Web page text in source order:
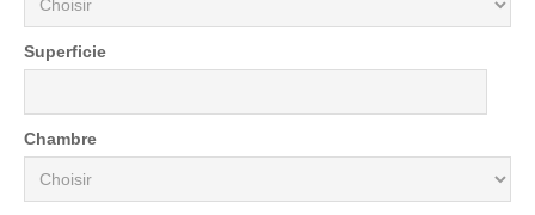
Superficie
Chambre